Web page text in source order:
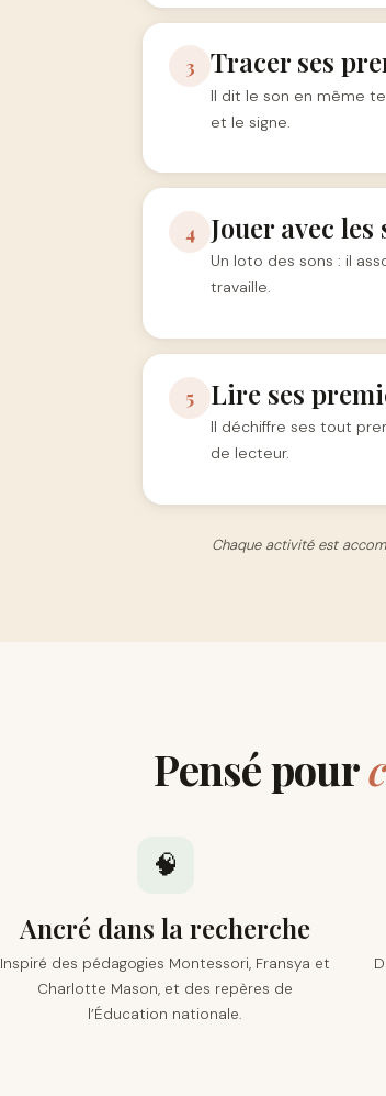
3 Tracer ses
Il dit le son en même
et le signe.
4 Jouer avec les
Un loto des sons : il
travaille.
5 Lire ses
Il déchiffre ses tout
de lecteur.
Chaque activité est
Pensé pour
🧠
Ancré dans la recherche
Inspiré des pédagogies Montessori, Fransya et
Charlotte Mason, et des repères de
l’Éducation nationale.